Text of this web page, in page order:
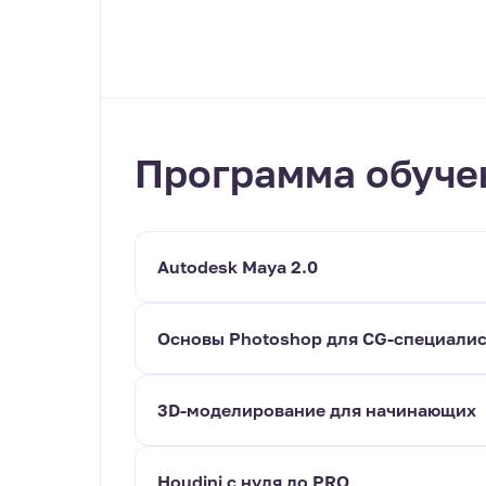
Программа
Autodesk Мауа 2.0
Основы Photoshop для CG-
3D-моделирование для начинающих
Houdini с нуля до PRO